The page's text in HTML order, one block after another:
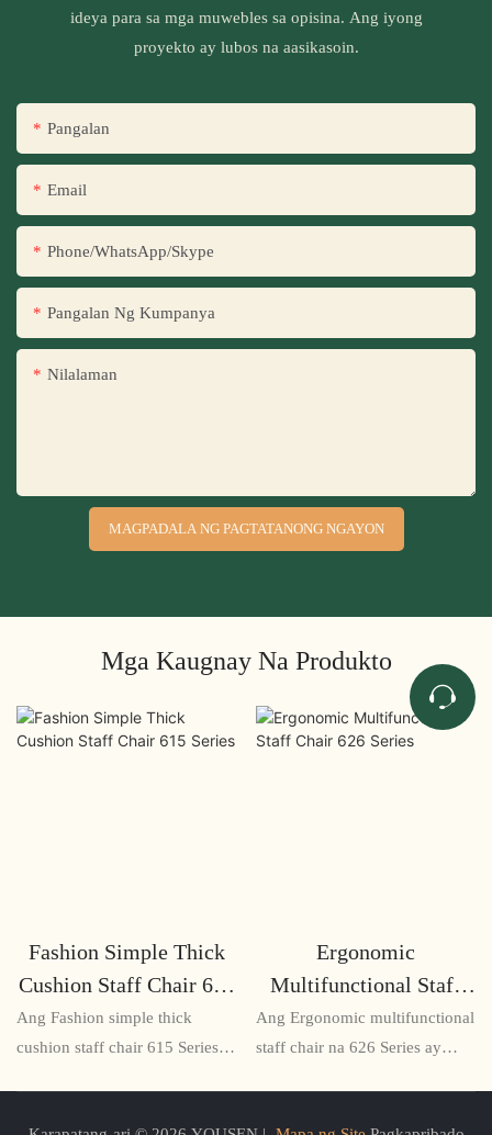
ideya para sa mga muwebles sa opisina. Ang iyong
proyekto ay lubos na aasikasoin.
Pangalan
Email
Phone/WhatsApp/Skype
Pangalan Ng Kumpanya
Nilalaman
MAGPADALA NG PAGTATANONG NGAYON
Mga Kaugnay Na Produkto
Fashion Simple Thick
Cushion Staff Chair 615
Series
Ang Fashion simple thick
cushion staff chair 615 Series
Ergonomic
Multifunctional Staff
Chair 626 Series
Ang Ergonomic multifunctional
staff chair na 626 Series ay